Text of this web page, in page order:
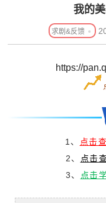
我的
https://
1、 点击
2、 点击
3、 点击